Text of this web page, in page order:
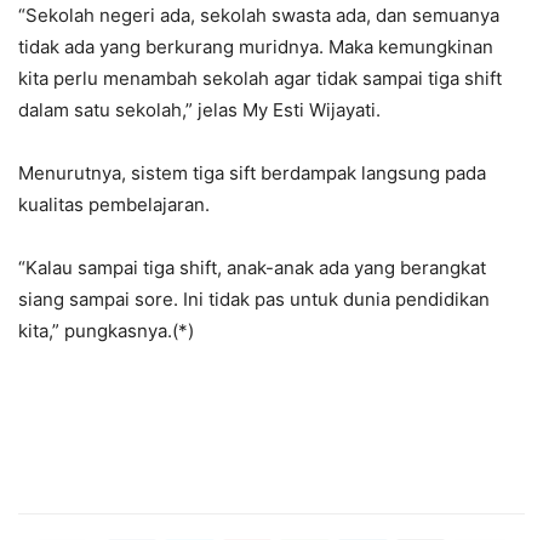
“Sekolah negeri ada, sekolah swasta ada, dan semuanya
tidak ada yang berkurang muridnya. Maka kemungkinan
kita perlu menambah sekolah agar tidak sampai tiga shift
dalam satu sekolah,” jelas My Esti Wijayati.
Menurutnya, sistem tiga sift berdampak langsung pada
kualitas pembelajaran.
“Kalau sampai tiga shift, anak-anak ada yang berangkat
siang sampai sore. Ini tidak pas untuk dunia pendidikan
kita,” pungkasnya.(*)